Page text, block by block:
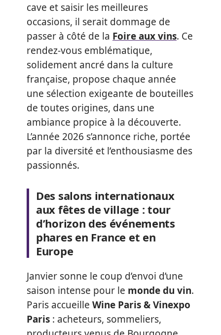
cave et saisir les meilleures
occasions, il serait dommage de
passer à côté de la Foire aux vins. Ce
rendez-vous emblématique,
solidement ancré dans la culture
française, propose chaque année
une sélection exigeante de bouteilles
de toutes origines, dans une
ambiance propice à la découverte.
L’année 2026 s’annonce riche, portée
par la diversité et l’enthousiasme des
passionnés.
Des salons internationaux
aux fêtes de village : tour
d’horizon des événements
phares en France et en
Europe
Janvier sonne le coup d’envoi d’une
saison intense pour le monde du vin.
Paris accueille Wine Paris & Vinexpo
Paris : acheteurs, sommeliers,